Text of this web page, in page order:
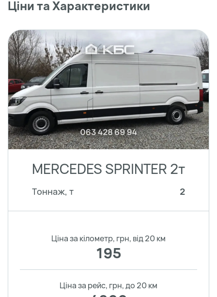
Ціни та Характеристики
MERCEDES SPRINTER 2т
Тоннаж, т 2
Ціна за кілометр, грн, від 20 км
195
Ціна за рейс, грн, до 20 км